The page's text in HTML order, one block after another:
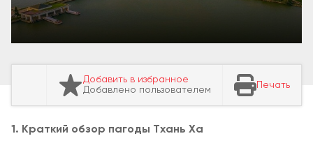
Добавить в избранное
Добавлено пользователем
Печать
1. Краткий обзор пагоды Тхань Ха